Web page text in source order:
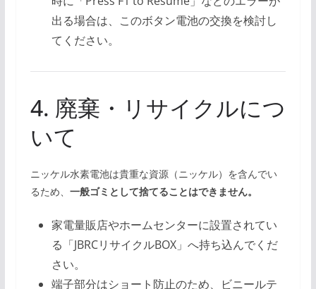
出る場合は、このボタン電池の交換を検討し
てください。
4. 廃棄・リサイクルにつ
いて
ニッケル水素電池は貴重な資源（ニッケル）を含んでい
るため、 一般ゴミとして捨てることはできません。
家電量販店やホームセンターに設置されてい
る「JBRCリサイクルBOX」へ持ち込んでくだ
さい。
端子部分はショート防止のため、ビニールテ